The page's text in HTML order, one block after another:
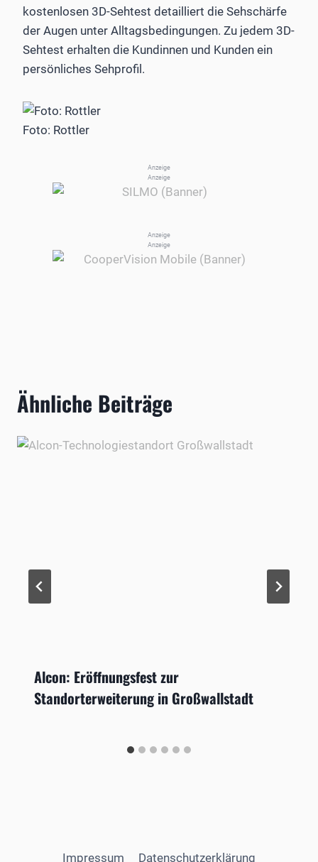
kostenlosen 3D-Sehtest detailliert die Sehschärfe
der Augen unter Alltagsbedingungen. Zu jedem 3D-
Sehtest erhalten die Kundinnen und Kunden ein
persönliches Sehprofil.
Foto: Rottler
Anzeige
Anzeige
Anzeige
Anzeige
Ähnliche Beiträge
Alcon: Eröffnungsfest zur
Standorterweiterung in Großwallstadt
Impressum Datenschutzerklärung